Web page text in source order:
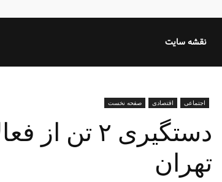
نقشه سایت
اجتماعی اقتصادی صفحه نخست
دستگیری ۲
تهران